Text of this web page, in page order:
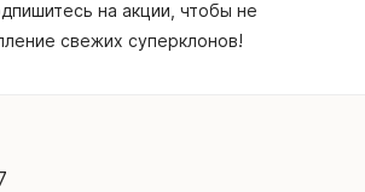
на акции, чтобы не
свежих суперклонов!